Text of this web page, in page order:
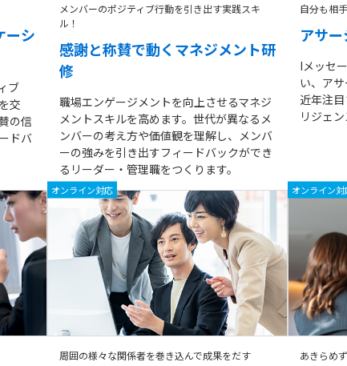
ーシ
ブ
交
の信
ドバ
メンバーのポジティブ行動を引き出す実践スキ
ル！
感謝と称賛で動くマネジメント研
修
職場エンゲージメントを向上させるマネジ
メントスキルを高めます。世代が異なるメ
ンバーの考え方や価値観を理解し、メンバ
ーの強みを引き出すフィードバックができ
るリーダー・管理職をつくります。
自分も相
アサ
Iメッセ
い、ア
近年注
リジェ
オンライン対応
周囲の様々な関係者を巻き込んで成果をだす
オンライン対
あきらめ